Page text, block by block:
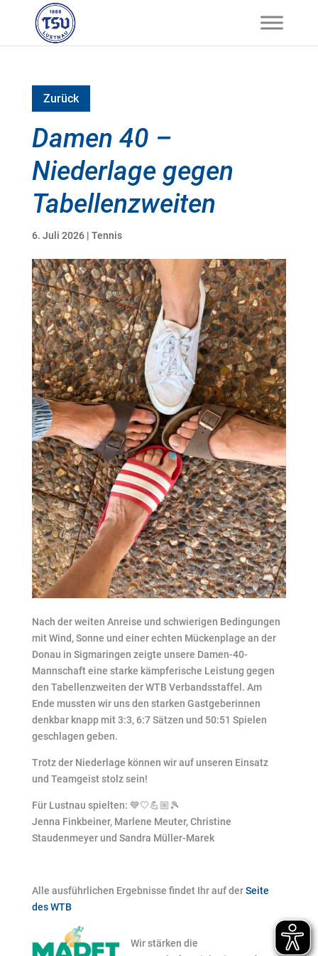
Zurück
Damen 40 –
Niederlage gegen
Tabellenzweiten
6. Juli 2026| Tennis
Nach der weiten Anreise und schwierigen Bedingungen
mit Wind, Sonne und einer echten Mückenplage an der
Donau in Sigmaringen zeigte unsere Damen-40-
Mannschaft eine starke kämpferische Leistung gegen
den Tabellenzweiten der WTB Verbandsstaffel. Am
Ende mussten wir uns den starken Gastgeberinnen
denkbar knapp mit 3:3, 6:7 Sätzen und 50:51 Spielen
geschlagen geben.
Trotz der Niederlage können wir auf unseren Einsatz
und Teamgeist stolz sein!
Für Lustnau spielten: 💙🤍💪🏼🎾
Jenna Finkbeiner, Marlene Meuter, Christine
Staudenmeyer und Sandra Müller-Marek
Alle ausführlichen Ergebnisse findet Ihr auf derSeite
des WTB
Wir stärken die